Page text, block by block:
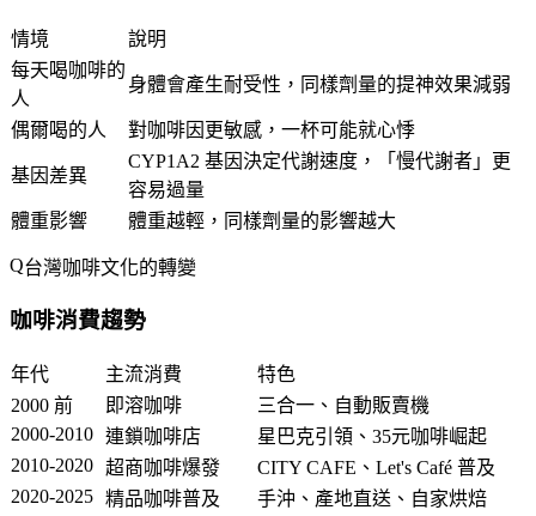
情境
說明
每天喝咖啡的
人
身體會產生耐受性，同樣劑量的提神效果減弱
偶爾喝的人 對咖啡因更敏感，一杯可能就心悸
基因差異
CYP1A2 基因決定代謝速度，「慢代謝者」更
容易過量
體重影響
體重越輕，同樣劑量的影響越大
台灣咖啡文化的轉變
咖啡消費趨勢
年代 主流消費
特色
2000 前
即溶咖啡
三合一、自動販賣機
2000-2010 連鎖咖啡店
星巴克引領、35元咖啡崛起
2010-2020 超商咖啡爆發
CITY CAFE、Let's Café 普及
2020-2025 精品咖啡普及
手沖、產地直送、自家烘焙